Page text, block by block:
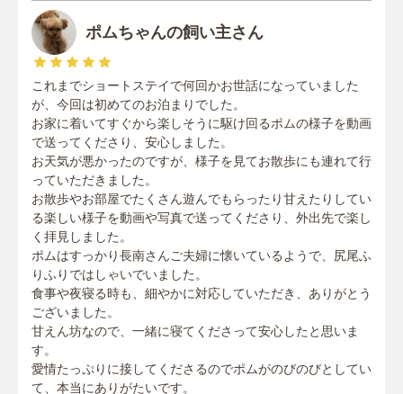
ポムちゃんの飼い主さん
これまでショートステイで何回かお世話になっていました
が、今回は初めてのお泊まりでした。
お家に着いてすぐから楽しそうに駆け回るポムの様子を動画
で送ってくださり、安心しました。
お天気が悪かったのですが、様子を見てお散歩にも連れて行
っていただきました。
お散歩やお部屋でたくさん遊んでもらったり甘えたりしてい
る楽しい様子を動画や写真で送ってくださり、外出先で楽し
く拝見しました。
ポムはすっかり長南さんご夫婦に懐いているようで、尻尾ふ
りふりではしゃいでいました。
食事や夜寝る時も、細やかに対応していただき、ありがとう
ございました。
甘えん坊なので、一緒に寝てくださって安心したと思いま
す。
愛情たっぷりに接してくださるのでポムがのびのびとしてい
て、本当にありがたいです。